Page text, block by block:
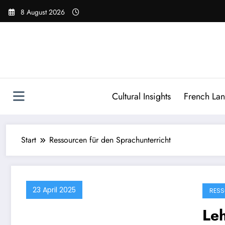
Zum
Inhalt
8 August 2026
Cultural Insights French
Start Ressourcen für den Sprachunterricht
23 April 2025